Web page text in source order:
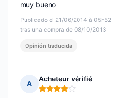
Publicado el 21/06/2014 à 05h52
tras una compra de 08/10/2013
muy bueno
Opinión traducida
A
Acheteur vérifié
Nota: 4 de 5